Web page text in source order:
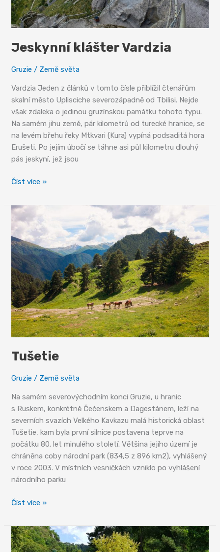
Jeskynní klášter Vardzia
Gruzie / Země světa
Vardzia Jeden z článků v tomto čísle přiblížil čtenářům
skalní město Uplisciche severozápadně od Tbilisi. Nejde
však zdaleka o jedinou gruzínskou památku tohoto typu.
Na samém jihu země, pár kilometrů od turecké hranice, se
na levém břehu řeky Mtkvari (Kura) vypíná podsaditá hora
Erušeti. Po jejím úbočí se táhne asi půl kilometru dlouhý
pás jeskyní, jež jsou
Jeskynní
Vardzia
Číst více »
Tušetie
Gruzie / Země světa
Na samém severovýchodním konci Gruzie, u hranic
s Ruskem, konkrétně Čečenskem a Dagestánem, leží na
severních svazích Velkého Kavkazu malá historická oblast
Tušetie, kam byla první silnice postavena teprve na
počátku 80. let minulého století. Většina jejího území je
chráněna coby národní park (834,5 z 896 km2), vyhlášený
v roce 2003. V místních vesničkách vzniklo po vyhlášení
národního parku
Tušetie
Číst více »